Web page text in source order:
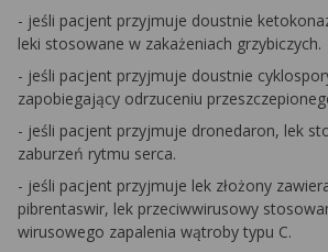
- jeśli pacjent przyjmuje doustnie
leki stosowane w zakażeniach grzybiczych.
- jeśli pacjent przyjmuje doustnie
zapobiegający odrzuceniu
- jeśli pacjent przyjmuje dronedaron, lek
zaburzeń rytmu serca.
- jeśli pacjent przyjmuje lek złożony
pibrentaswir, lek przeciwwirusowy
wirusowego zapalenia wątroby typu C.